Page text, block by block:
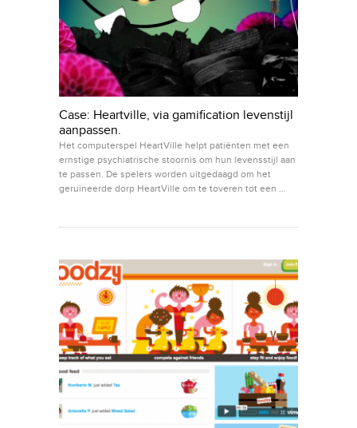
Case: Heartville, via gamification levenstijl
aanpassen.
Het computerspel HeartVille helpt patiënten met een
ernstige psychiatrische stoornis om hun levensstijl aan
te passen. De spelers worden uitgedaagd om het
geruïneerde dorp HeartVille om te toveren tot een …